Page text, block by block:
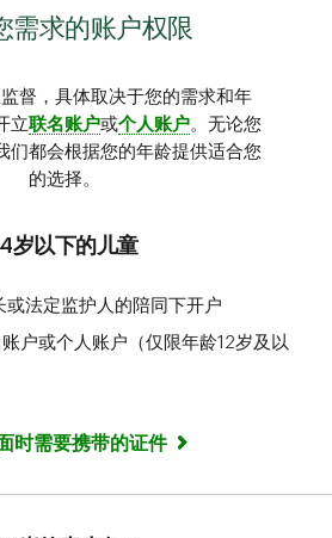
需求的账户权限
督，具体取决于您的需求和年
立联名账户或个人账户。无论您
们都会根据您的年龄提供适合您
的选择。
岁以下的儿童
或法定监护人的陪同下开户
户或个人账户（仅限年龄12岁及以
时需要携带的证件